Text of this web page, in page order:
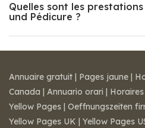
Quelles sont les
und Pédicure ?
Annuaire gratuit | Pages jaune |
Canada | Annuario orari |
Yellow Pages | Oeffnungszeiten
Yellow Pages UK | Yellow Pages